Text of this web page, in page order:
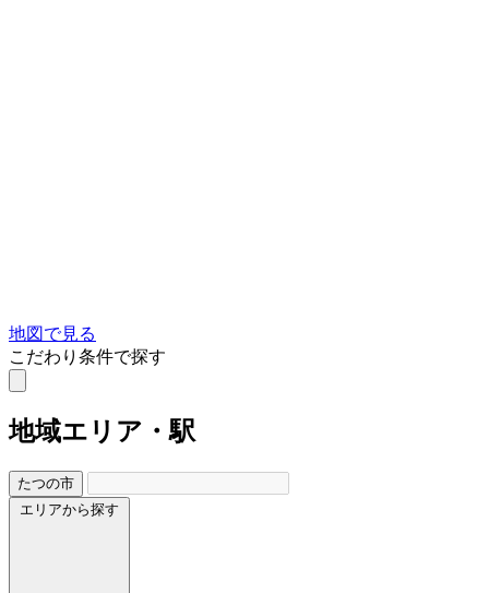
地図で見る
こだわり条件で探す
地域エリア・駅
たつの市
エリアから探す